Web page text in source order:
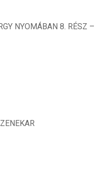
NYOMÁBAN 8. RÉSZ –